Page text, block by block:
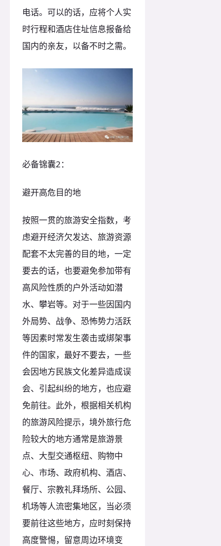
电话。可以的话，应将个人实
时行程和酒店住址信息报备给
国内的亲友，以备不时之需。
必备锦囊2：
避开高危目的地
按照一贯的旅游安全指数，考
虑避开经济欠发达、旅游资源
配套不太完善的目的地，一定
要去的话，也要避免参加带有
高风险性质的户外活动如潜
水、攀岩等。对于一些因国内
外局势、战争、恐怖势力活跃
等因素时常发生袭击或绑架事
件的国家，最好不要去，一些
会因地方民族文化差异造成误
会、引起纠纷的地方，也应避
免前往。此外，根据相关机构
的旅游风险提示，境外旅行危
险较大的地方通常是旅游景
点、大型交通枢纽、购物中
心、市场、政府机构、酒店、
餐厅、宗教礼拜场所、公园、
机场等人流密集地区，当必须
要前往这些地方，应时刻保持
高度警惕，留意周边环境变